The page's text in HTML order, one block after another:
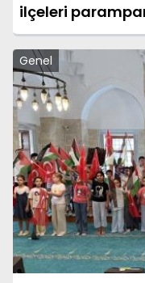
ilçeleri
Genel